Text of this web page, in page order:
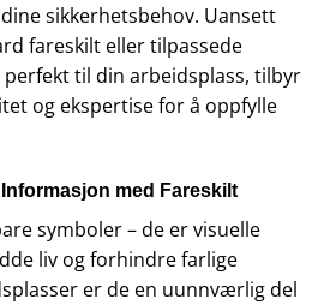
sikkerhetsbehov. Uansett
fareskilt eller tilpassede
til din arbeidsplass, tilbyr
og ekspertise for å oppfylle
med Fareskilt
symboler – de er visuelle
liv og forhindre farlige
er de en uunnværlig del